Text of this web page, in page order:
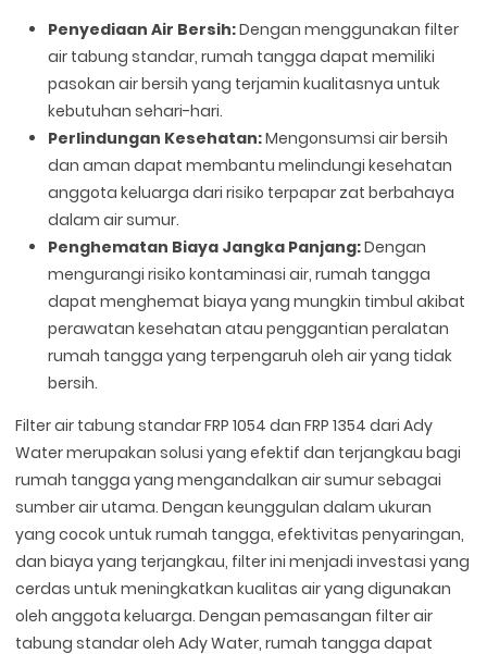
Penyediaan Air Bersih:Dengan menggunakan filter
air tabung standar, rumah tangga dapat memiliki
pasokan air bersih yang terjamin kualitasnya untuk
kebutuhan sehari-hari.
Perlindungan Kesehatan:Mengonsumsi air bersih
dan aman dapat membantu melindungi kesehatan
anggota keluarga dari risiko terpapar zat berbahaya
dalam air sumur.
Penghematan Biaya Jangka Panjang:Dengan
mengurangi risiko kontaminasi air, rumah tangga
dapat menghemat biaya yang mungkin timbul akibat
perawatan kesehatan atau penggantian peralatan
rumah tangga yang terpengaruh oleh air yang tidak
bersih.
Filter air tabung standar FRP 1054 dan FRP 1354 dari Ady
Water merupakan solusi yang efektif dan terjangkau bagi
rumah tangga yang mengandalkan air sumur sebagai
sumber air utama. Dengan keunggulan dalam ukuran
yang cocok untuk rumah tangga, efektivitas penyaringan,
dan biaya yang terjangkau, filter ini menjadi investasi yang
cerdas untuk meningkatkan kualitas air yang digunakan
oleh anggota keluarga. Dengan pemasangan filter air
tabung standar oleh Ady Water, rumah tangga dapat